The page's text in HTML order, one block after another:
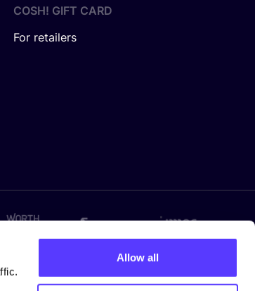
Allow all
COSH! GIFT CARD
For retailers